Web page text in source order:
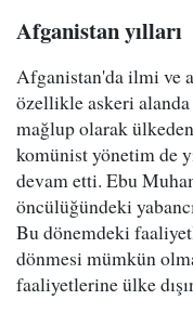
Afganistan yılları
Afganistan'da ilmi ve
özellikle askeri
mağlup olarak
komünist yönetim de
devam etti. Ebu
öncülüğündeki
Bu dönemdeki
dönmesi mümkün
faaliyetlerine ülke